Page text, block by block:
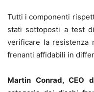
Tutti i componenti
stati sottoposti a test
verificare la resistenza
frenanti affidabili in
Martin Conrad, CEO